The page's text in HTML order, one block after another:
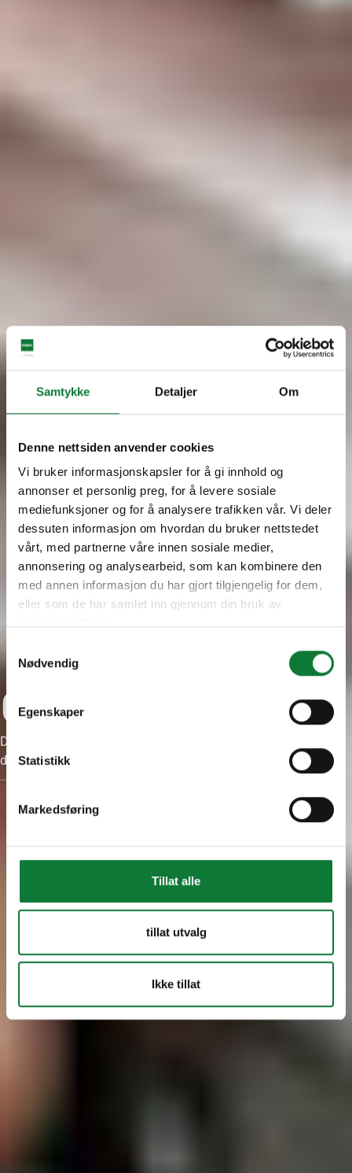
Samtykke Detaljer Om
Denne nettsiden anvender cookies
Vi bruker informasjonskapsler for å gi innhold og
annonser et personlig preg, for å levere sosiale
mediefunksjoner og for å analysere trafikken vår. Vi deler
dessuten informasjon om hvordan du bruker nettstedet
vårt, med partnerne våre innen sosiale medier,
annonsering og analysearbeid, som kan kombinere den
med annen informasjon du har gjort tilgjengelig for dem,
eller som de har samlet inn gjennom din bruk av
Nødvendig
Egenskaper
Statistikk
Markedsføring
Tillat alle
tillat utvalg
Ikke tillat
Constructeurs
Devenez partenaire SAPA et bénéficiez de notre solide réseau,
de solutions innovantes et de notre expertise technique.